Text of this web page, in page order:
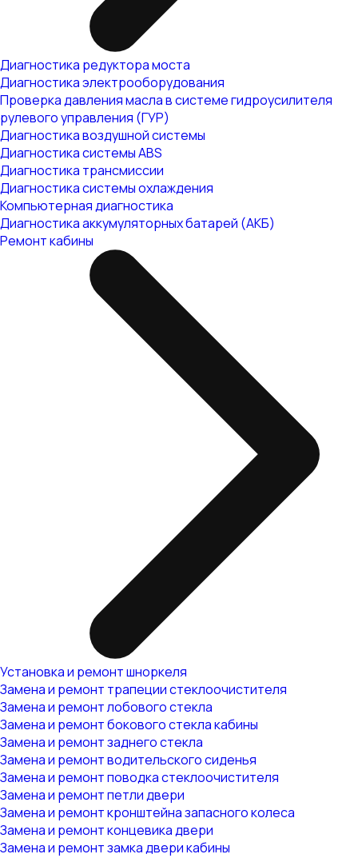
Диагностика редуктора моста
Диагностика электрооборудования
Проверка давления масла в системе гидроусилителя
рулевого управления (ГУР)
Диагностика воздушной системы
Диагностика системы ABS
Диагностика трансмиссии
Диагностика системы охлаждения
Компьютерная диагностика
Диагностика аккумуляторных батарей (АКБ)
Ремонт кабины
Установка и ремонт шноркеля
Замена и ремонт трапеции стеклоочистителя
Замена и ремонт лобового стекла
Замена и ремонт бокового стекла кабины
Замена и ремонт заднего стекла
Замена и ремонт водительского сиденья
Замена и ремонт поводка стеклоочистителя
Замена и ремонт петли двери
Замена и ремонт кронштейна запасного колеса
Замена и ремонт концевика двери
Замена и ремонт замка двери кабины